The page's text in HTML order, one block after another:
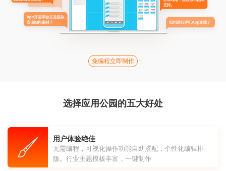
免编程立即制作
选择应用公园的五大好处
用户体验绝佳
无需编程，可视化操作功能自助搭配，个性化编辑排
版。行业主题模板丰富，一键制作